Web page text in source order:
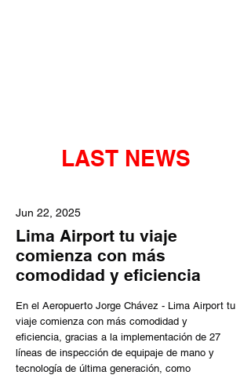
LAST NEWS
Jun 22, 2025
Lima Airport tu viaje
comienza con más
comodidad y eficiencia
En el Aeropuerto Jorge Chávez - Lima Airport tu
viaje comienza con más comodidad y
eficiencia, gracias a la implementación de 27
líneas de inspección de equipaje de mano y
tecnología de última generación, como